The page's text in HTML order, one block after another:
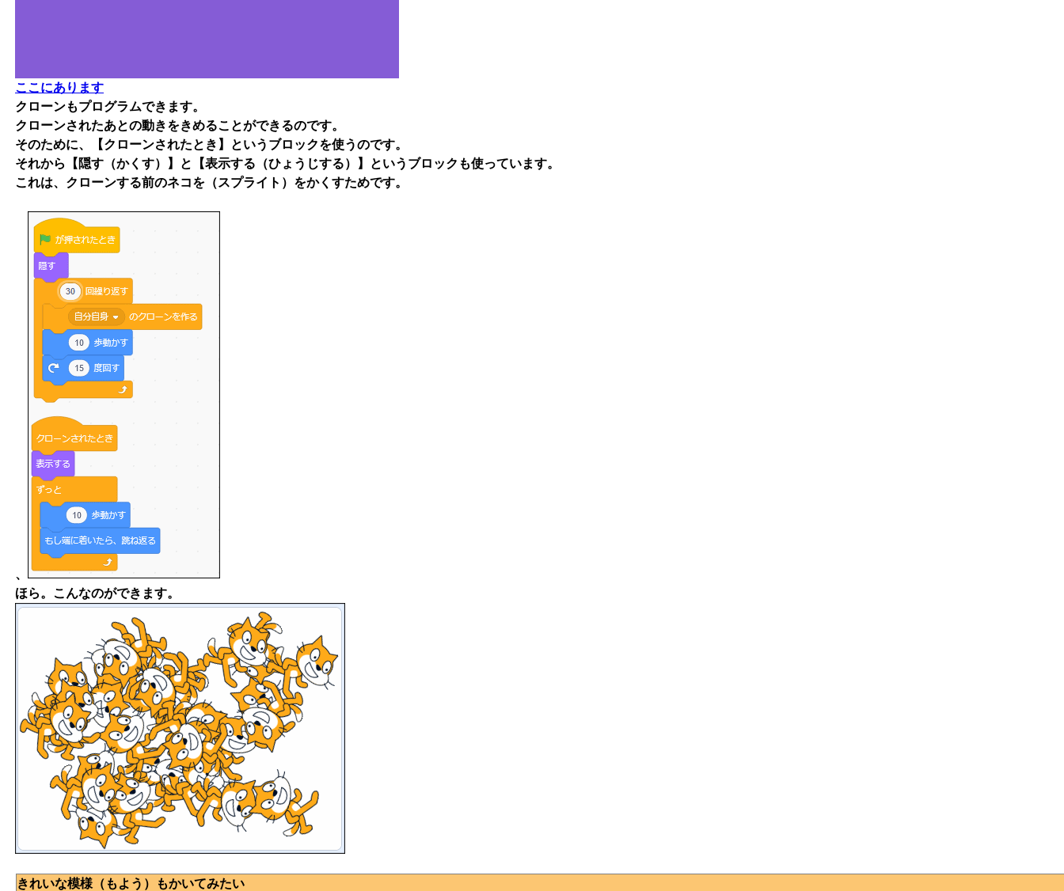
ここにあります
クローンもプログラムできます。
クローンされたあとの動きをきめることができるのです。
そのために、【クローンされたとき】というブロックを使うのです。
それから【隠す（かくす）】と【表示する（ひょうじする）】というブロックも使っています。
これは、クローンする前のネコを（スプライト）をかくすためです。
、
ほら。こんなのができます。
きれいな模様（もよう）もかいてみたい